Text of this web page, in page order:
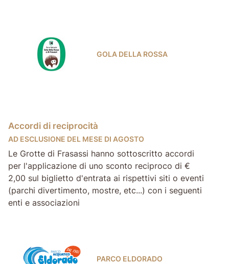
GOLA DELLA ROSSA
Accordi di reciprocità
AD ESCLUSIONE DEL MESE DI AGOSTO
Le Grotte di Frasassi hanno sottoscritto accordi
per l'applicazione di uno sconto reciproco di €
2,00 sul biglietto d'entrata ai rispettivi siti o eventi
(parchi divertimento, mostre, etc...) con i seguenti
enti e associazioni
PARCO ELDORADO